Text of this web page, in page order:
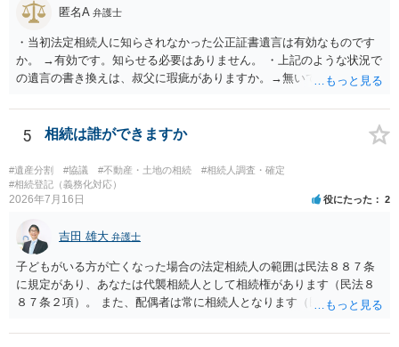
匿名A 弁護士
・当初法定相続人に知らされなかった公正証書遺言は有効なものです
か。 →有効です。知らせる必要はありません。 ・上記のような状況で
の遺言の書き換えは、叔父に瑕疵がありますか。→無いです。 ・分割
ますか。 →本人が自由に決められますので、どこが妥当とは言えない
です。客観的な基準もありません。 ・できれば穏やかに、分割を拒否
することはできますか。 →分割を拒否するということは、遺産はいら
ないということでしょうか。遺言で、受取を指定されててもいらない
と拒否することはできます。理由を説明する必要はありません。
5 相続は誰ができますか
#遺産分割 #協議 #不動産・土地の相続
#相続人調査・確定
#相続登記（義務化対応）
2026年7月16日 役にたった 2
吉田 雄大 弁護士
子どもがいる方が亡くなった場合の法定相続人の範囲は民法８８７条
に規定があり、あなたは代襲相続人として相続権があります（民法８
８７条２項）。 また、配偶者は常に相続人となります（民法８９０
も相続権があります。つまり、孫５人に加えて「おじ又はおば」にも